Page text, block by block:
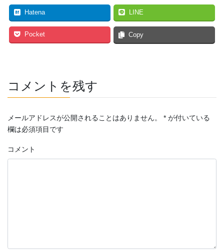
Hatena LINE
Pocket Copy
コメントを残す
メールアドレスが公開されることはありません。 * が付いている
欄は必須項目です
コメント